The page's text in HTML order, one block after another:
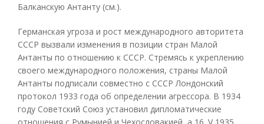
Балканскую Антанту (см.).
Германская угроза и рост международного авторитета
СССР вызвали изменения в позиции стран Малой
Антанты по отношению к СССР. Стремясь к укреплению
своего международного положения, страны Малой
Антанты подписали совместно с СССР Лондонский
протокол 1933 года об определении агрессора. В 1934
году Советский Союз установил дипломатические
отношения с Румынией и Чехословакией, а 16. V 1935,